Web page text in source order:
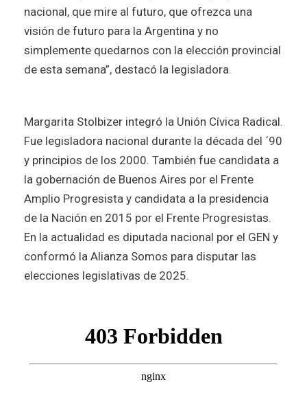
nacional, que mire al futuro, que ofrezca una
visión de futuro para la Argentina y no
simplemente quedarnos con la elección provincial
de esta semana”, destacó la legisladora.
Margarita Stolbizer integró la Unión Cívica Radical.
Fue legisladora nacional durante la década del ´90
y principios de los 2000. También fue candidata a
la gobernación de Buenos Aires por el Frente
Amplio Progresista y candidata a la presidencia
de la Nación en 2015 por el Frente Progresistas.
En la actualidad es diputada nacional por el GEN y
conformó la Alianza Somos para disputar las
elecciones legislativas de 2025.